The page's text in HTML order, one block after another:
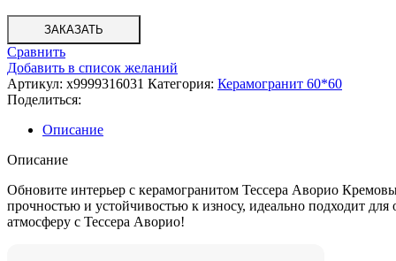
ЗАКАЗАТЬ
Сравнить
Добавить в список желаний
Артикул: х9999316031 Категория: Керамогранит 60*60
Поделиться:
Описание
Описание
Обновите интерьер с керамогранитом Тессера Аворио
прочностью и устойчивостью к износу, идеально подходит
атмосферу с Тессера Аворио!